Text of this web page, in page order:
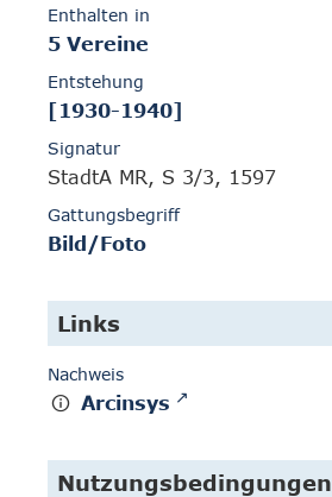
Enthalten in
5 Vereine
Entstehung
[1930-1940]
Signatur
StadtA MR, S 3/3, 1597
Gattungsbegriff
Bild/Foto
Links
Nachweis
Arcinsys
Nutzungsbedingungen